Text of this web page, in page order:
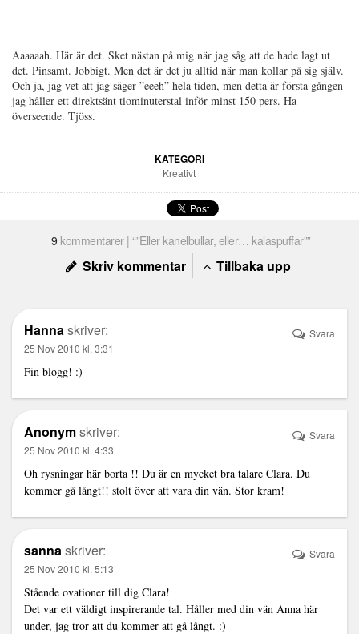
Aaaaaah. Här är det. Sket nästan på mig när jag såg att de hade lagt ut
det. Pinsamt. Jobbigt. Men det är det ju alltid när man kollar på sig själv.
Och ja, jag vet att jag säger ”eeeh” hela tiden, men detta är första gången
jag håller ett direktsänt tiominuterstal inför minst 150 pers. Ha
överseende. Tjöss.
KATEGORI
Kreativt
9 kommentarer | “”Eller kanelbullar, eller… kalaspuffar””
Skriv kommentar Tillbaka upp
Hannaskriver:
25 Nov 2010 kl. 3:31
Fin blogg! :)
Svara
Anonymskriver:
25 Nov 2010 kl. 4:33
Oh rysningar här borta !! Du är en mycket bra talare Clara. Du
kommer gå långt!! stolt över att vara din vän. Stor kram!
Svara
sannaskriver:
25 Nov 2010 kl. 5:13
Stående ovationer till dig Clara!
Det var ett väldigt inspirerande tal. Håller med din vän Anna här
under, jag tror att du kommer att gå långt. :)
Svara